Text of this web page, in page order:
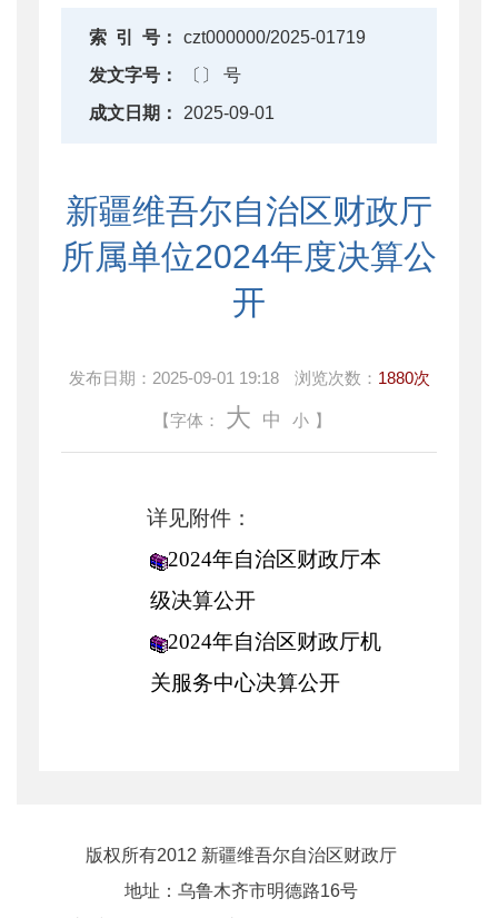
索 引 号：
czt000000/2025-01719
发文字号：
〔〕 号
成文日期：
2025-09-01
新疆维吾尔自治区财政厅
所属单位2024年度决算公
开
发布日期： 2025-09-01 19:18 浏览次数： 1880次
【字体： 大 中 小 】
详见附件：
2024年自治区财政厅本
级决算公开
2024年自治区财政厅机
关服务中心决算公开
版权所有2012 新疆维吾尔自治区财政厅
地址：乌鲁木齐市明德路16号